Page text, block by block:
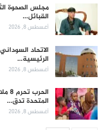
مجلس الصحوة
القبائل…
أغسطس 8, 2026
الاتحاد
الرئيسية…
أغسطس 8, 2026
المتحدة تدق…
أغسطس 8, 2026